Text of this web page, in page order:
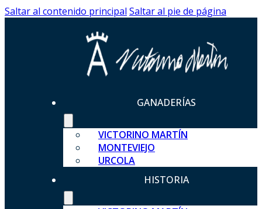
Saltar al contenido principal Saltar al pie de página
GANADERÍAS
VICTORINO MARTÍN
MONTEVIEJO
URCOLA
HISTORIA